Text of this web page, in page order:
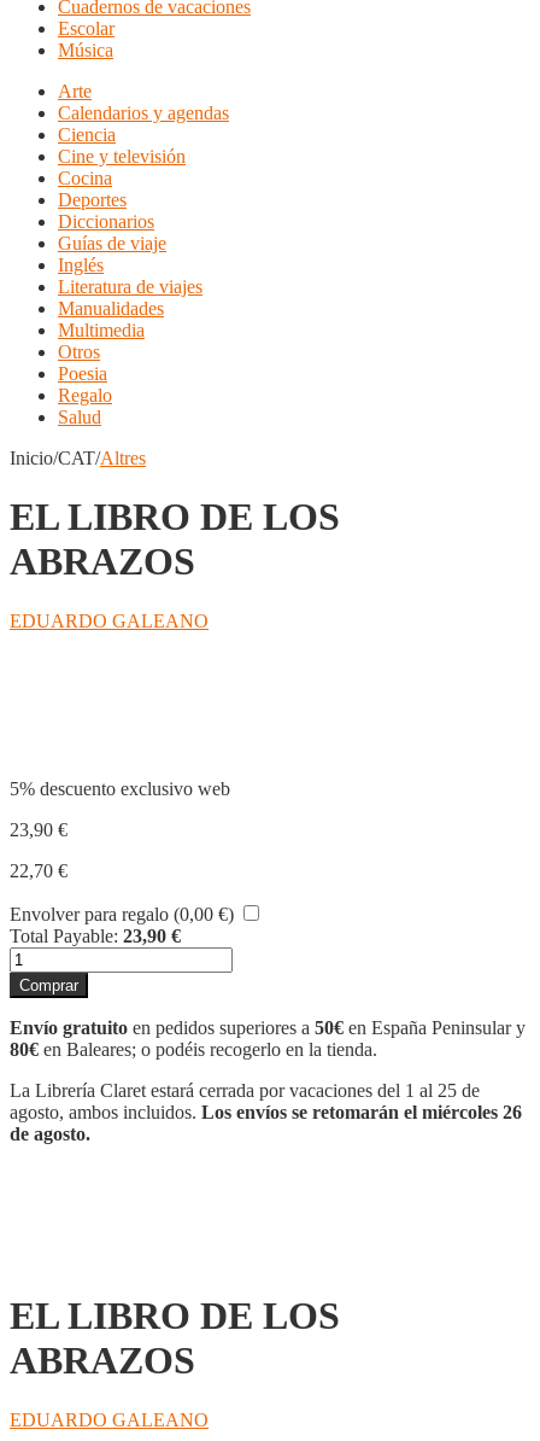
Cuadernos de vacaciones
Escolar
Música
Arte
Calendarios y agendas
Ciencia
Cine y televisión
Cocina
Deportes
Diccionarios
Guías de viaje
Inglés
Literatura de viajes
Manualidades
Multimedia
Otros
Poesia
Regalo
Salud
Inicio/CAT/Altres
EL LIBRO DE LOS
ABRAZOS
EDUARDO GALEANO
5% descuento exclusivo web
23,90 €
22,70 €
Envolver para regalo (0,00 €)
Total Payable: 23,90 €
EL
LIBRO
DE
LOS
ABRAZOS
Comprar
Envío gratuito en pedidos superiores a 50€ en España Peninsular y
80€ en Baleares; o podéis recogerlo en la tienda.
La Librería Claret estará cerrada por vacaciones del 1 al 25 de
agosto, ambos incluidos. Los envíos se retomarán el miércoles 26
de agosto.
EL LIBRO DE LOS
ABRAZOS
EDUARDO GALEANO